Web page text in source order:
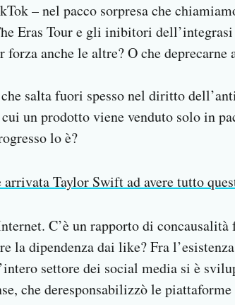
– nel pacco sorpresa che
Eras Tour e gli inibitori
forza anche le altre? O che
salta fuori spesso nel diritto
un prodotto viene venduto solo in
lo è?
arrivata Taylor Swift ad avere tutto
C’è un rapporto di
la dipendenza dai like? Fra
settore dei social media si è
che deresponsabilizzò le